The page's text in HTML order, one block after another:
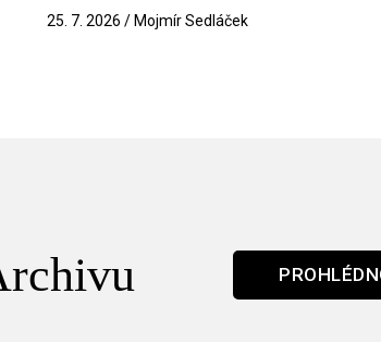
25. 7. 2026 / Mojmír Sedláček